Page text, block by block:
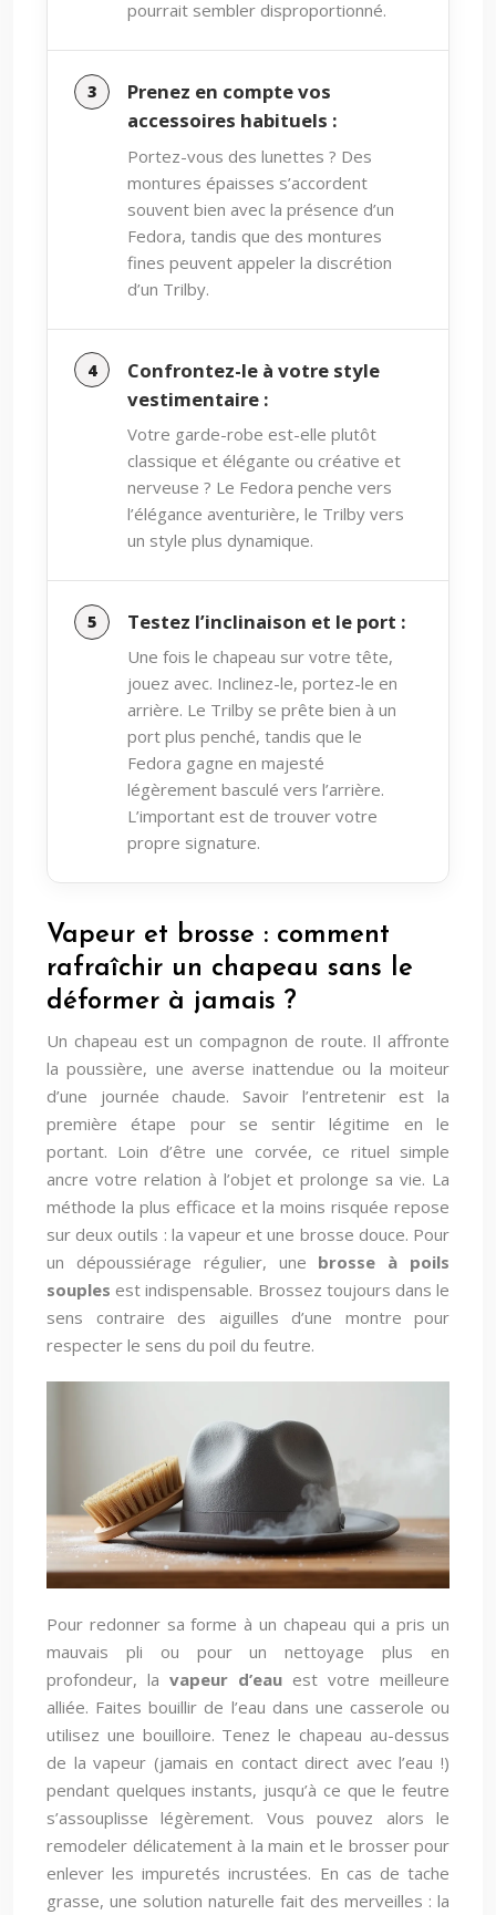
pourrait sembler disproportionné.
Prenez en compte vos
accessoires habituels :
Portez-vous des lunettes ? Des
montures épaisses s’accordent
souvent bien avec la présence d’un
Fedora, tandis que des montures
fines peuvent appeler la discrétion
d’un Trilby.
Confrontez-le à votre style
vestimentaire :
Votre garde-robe est-elle plutôt
classique et élégante ou créative et
nerveuse ? Le Fedora penche vers
l’élégance aventurière, le Trilby vers
un style plus dynamique.
Testez l’inclinaison et le port :
Une fois le chapeau sur votre tête,
jouez avec. Inclinez-le, portez-le en
arrière. Le Trilby se prête bien à un
port plus penché, tandis que le
Fedora gagne en majesté
légèrement basculé vers l’arrière.
L’important est de trouver votre
propre signature.
Vapeur et brosse : comment
rafraîchir un chapeau sans le
déformer à jamais ?
Un chapeau est un compagnon de route. Il affronte
la poussière, une averse inattendue ou la moiteur
d’une journée chaude. Savoir l’entretenir est la
première étape pour se sentir légitime en le
portant. Loin d’être une corvée, ce rituel simple
ancre votre relation à l’objet et prolonge sa vie. La
méthode la plus efficace et la moins risquée repose
sur deux outils : la vapeur et une brosse douce. Pour
un dépoussiérage régulier, une brosse à poils
souples est indispensable. Brossez toujours dans le
sens contraire des aiguilles d’une montre pour
respecter le sens du poil du feutre.
Pour redonner sa forme à un chapeau qui a pris un
mauvais pli ou pour un nettoyage plus en
profondeur, la vapeur d’eau est votre meilleure
alliée. Faites bouillir de l’eau dans une casserole ou
utilisez une bouilloire. Tenez le chapeau au-dessus
de la vapeur (jamais en contact direct avec l’eau !)
pendant quelques instants, jusqu’à ce que le feutre
s’assouplisse légèrement. Vous pouvez alors le
remodeler délicatement à la main et le brosser pour
enlever les impuretés incrustées. En cas de tache
grasse, une solution naturelle fait des merveilles : la